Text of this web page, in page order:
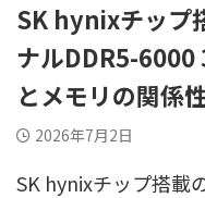
SK hynixチップ
ナルDDR5-
とメモリの関係
2026年7月2日
SK hynixチップ搭載